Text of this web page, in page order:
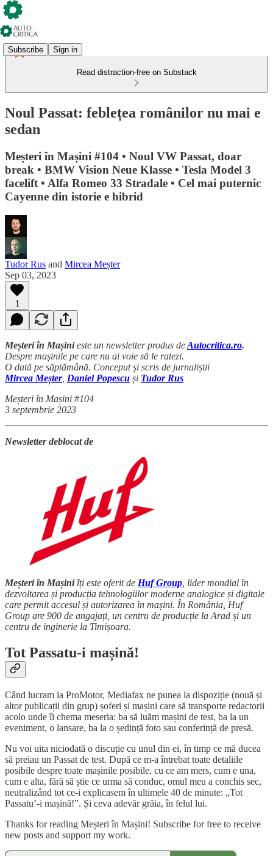
Subscribe Sign in
Read distraction-free on Substack
Noul Passat: feblețea românilor nu mai e
sedan
Meșteri în Mașini #104 • Noul VW Passat, doar
break • BMW Vision Neue Klasse • Tesla Model 3
facelift • Alfa Romeo 33 Stradale • Cel mai puternic
Cayenne din istorie e hibrid
Tudor Rus and Mircea Meșter
Sep 03, 2023
1
Meșteri în Mașinieste un newsletter produs deAutocritica.ro.
Despre mașinile pe care nu ai voie să le ratezi.
O dată pe săptămână. Conceput și scris de jurnaliștii
Mircea Meșter, Daniel Popescu și Tudor Rus
Meșteri în Mașini #104
3 septembrie 2023
Newsletter deblocat de
Meșteri în Mașiniîți este oferit de Huf Group , lider mondial în
dezvoltarea și producția tehnologiilor moderne analogice și digitale
care permit accesul și autorizarea în mașini. În România, Huf
Group are 900 de angajați, un centru de producție la Arad și un
centru de inginerie la Timișoara.
Tot Passatu-i mașină!
Când lucram la ProMotor, Mediafax ne punea la dispoziție (nouă și
altor publicații din grup) șoferi și mașini care să transporte redactorii
acolo unde îi chema meseria: ba să luăm mașini de test, ba la un
eveniment, o lansare, ba la o ședință foto sau conferință de presă.
Nu voi uita niciodată o discuție cu unul din ei, în timp ce mă ducea
să preiau un Passat de test. După ce m-a întrebat toate detaliile
posibile despre toate mașinile posibile, cu ce am mers, cum e una,
cum e alta, fără să știe ce urma să conduc, omul meu a conchis sec,
neutralizând tot ce-i explicasem în ultimele 40 de minute: „Tot
Passatu’-i mașină!”. Și ceva adevăr grăia, în felul lui.
Thanks for reading Meșteri în Mașini! Subscribe for free to receive
new posts and support my work.